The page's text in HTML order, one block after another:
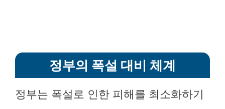
정부의 폭설 대비 체계
정부는 폭설로 인한 피해를 최소화하기